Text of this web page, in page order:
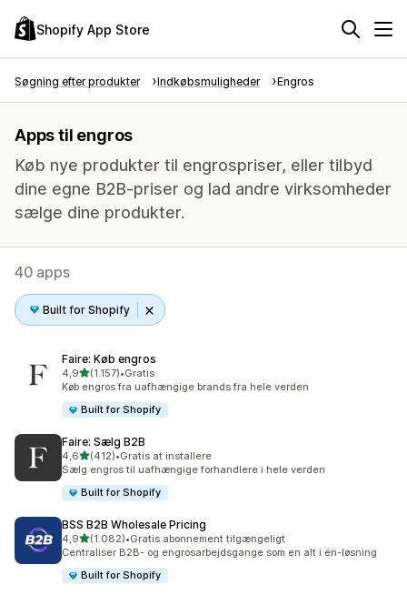
Shopify App Store
Søgning efter produkter Indkøbsmuligheder Engros
Apps til engros
Køb nye produkter til engrospriser, eller tilbyd
dine egne B2B-priser og lad andre virksomheder
sælge dine produkter.
40 apps
Built for Shopify
Faire: Køb engros
4,9ud af 5 stjerner
(1.157)
1157 anmeldelser i alt
•Gratis
Køb engros fra uafhængige brands fra hele verden
Built for Shopify
Faire: Sælg B2B
4,6ud af 5 stjerner
(412)
412 anmeldelser i alt
•Gratis at installere
Sælg engros til uafhængige forhandlere i hele verden
Built for Shopify
BSS B2B Wholesale Pricing
4,9ud af 5 stjerner
(1.082)
1082 anmeldelser i alt
•Gratis abonnement tilgængeligt
Centraliser B2B- og engrosarbejdsgange som en alt i én-løsning
Built for Shopify